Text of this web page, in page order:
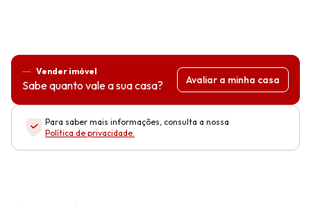
Vender imóvel
Sabe quanto vale a sua casa? Avaliar a minha casa
Para saber mais informações, consulta a nossa
Política de privacidade.